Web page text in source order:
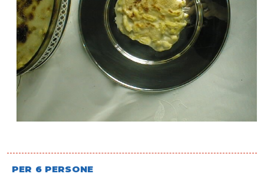
PER 6 PERSONE